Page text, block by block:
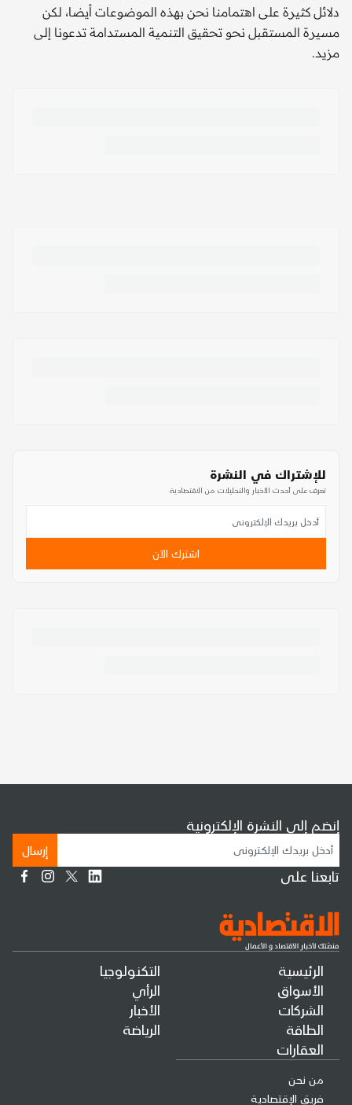
دلائل كثيرة على اهتمامنا نحن بهذه الموضوعات أيضا، لكن
مسيرة المستقبل نحو تحقيق التنمية المستدامة تدعونا إلى
مزيد.
للإشتراك في النشرة
تعرف على أحدث الأخبار والتحليلات من الاقتصادية
اشترك الآن
الرئيسية
الأسواق
الشركات
الطاقة
العقارات
التكنولوجيا
الرأي
الأخبار
الرياضة
من نحن
فريق الإقتصادية
إنضم إلى النشرة الإلكترونية
إرسال
تابعنا على